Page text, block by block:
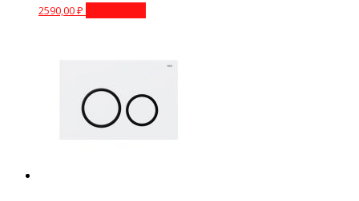
2590,00₽